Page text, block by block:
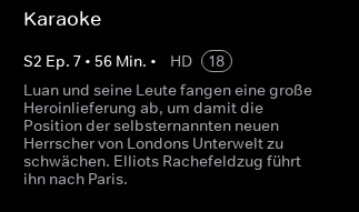
Karaoke
S2 Ep. 7• 56Min. • HD
18
Luan und seine Leute fangen eine große
Heroinlieferung ab, um damit die
Position der selbsternannten neuen
Herrscher von Londons Unterwelt zu
schwächen. Elliots Rachefeldzug führt
ihn nach Paris.